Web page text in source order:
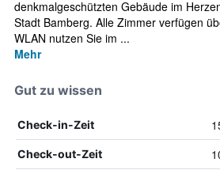
denkmalgeschützten Gebäude im
Stadt Bamberg. Alle Zimmer verfügen
WLAN nutzen Sie im ...
Mehr
Gut zu wissen
Check-in-Zeit
Check-out-Zeit